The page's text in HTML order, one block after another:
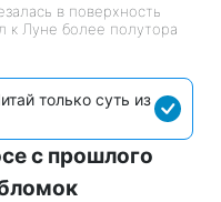
в поверхность
к Луне более полутора
только суть из
с прошлого